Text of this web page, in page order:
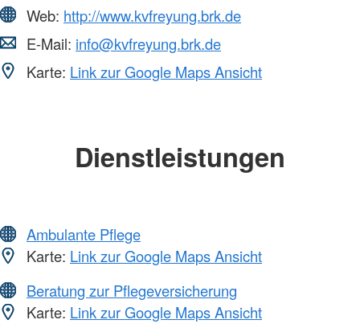
Web: http://www.kvfreyung.brk.de
E-Mail: info@kvfreyung.brk.de
Karte: Link zur Google Maps Ansicht
Dienstleistungen
Ambulante Pflege
Karte: Link zur Google Maps Ansicht
Beratung zur Pflegeversicherung
Karte: Link zur Google Maps Ansicht